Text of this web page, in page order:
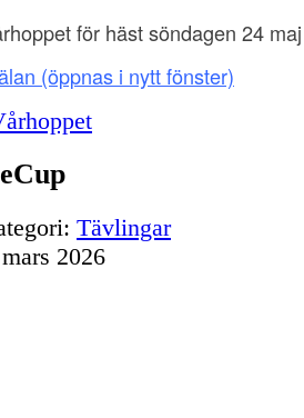
för häst söndagen 24 maj
(öppnas i nytt fönster)
Tävlingar
2026